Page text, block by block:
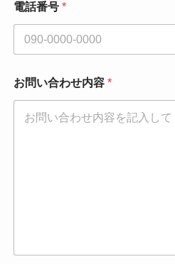
電話番号 *
お問い合わせ内容 *